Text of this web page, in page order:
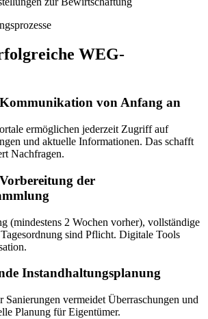
WEG-
von Anfang an
ermöglichen jederzeit Zugriff auf
und aktuelle Informationen. Das schafft
Nachfragen.
der
(mindestens 2 Wochen vorher), vollständige
sind Pflicht. Digitale Tools
Instandhaltungsplanung
Sanierungen vermeidet Überraschungen und
Planung für Eigentümer.